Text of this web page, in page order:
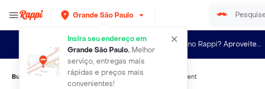
Grande São Paulo
Insira seu endereço em
Grande São Paulo.Melhor
serviço, entregas mais
rápidas e preços mais
convenientes!
Novo no Rappi? Aproveite...
Buscas relacionadas:Grãos ,Predilecta ,Stella President